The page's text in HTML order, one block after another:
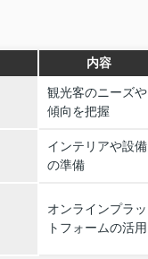
内容
観光客のニーズや
傾向を把握
インテリアや設備
の準備
オンラインプラッ
トフォームの活用